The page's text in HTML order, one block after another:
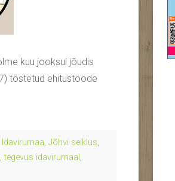
kuu jooksul jõudis
tõstetud ehitustööde
Idavirumaa, Jõhvi seiklus,
,tegevus idavirumaal ,